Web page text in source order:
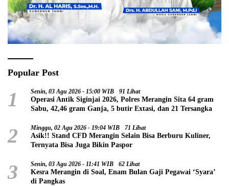
Popular Post
1 Senin, 03 Agu 2026 - 15:00 WIB 91 Lihat
Operasi Antik Siginjai 2026, Polres Merangin Sita 64 gram
Sabu, 42,46 gram Ganja, 5 butir Extasi, dan 21 Tersangka
2 Minggu, 02 Agu 2026 - 19:04 WIB 71 Lihat
Asik!! Stand CFD Merangin Selain Bisa Berburu Kuliner,
Ternyata Bisa Juga Bikin Paspor
3 Senin, 03 Agu 2026 - 11:41 WIB 62 Lihat
Kesra Merangin di Soal, Enam Bulan Gaji Pegawai ‘Syara’
di Pangkas